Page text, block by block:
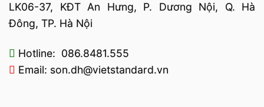
LK06-37, KĐT An Hưng, P. Dương Nội, Q. Hà
Đông, TP. Hà Nội
Hotline: 086.8481.555
Email: son.dh@vietstandard.vn